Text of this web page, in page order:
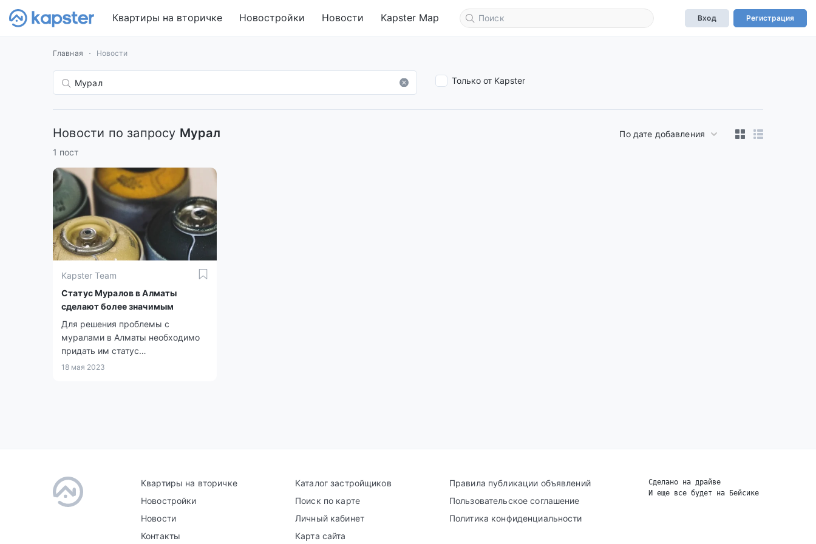
Квартиры на вторичке Новостройки Новости Kapster Map Вход Регистрация
Главная Новости
Только от Kapster
Новости по запросу Мурал
По дате добавления
1 пост
Kapster Team
Статус Муралов в Алматы
сделают более значимым
Для решения проблемы с
муралами в Алматы необходимо
придать им статус
художественной ценности и
18 мая 2023
Квартиры на вторичке
Новостройки
Новости
Контакты
Каталог застройщиков
Поиск по карте
Личный кабинет
Карта сайта
Правила публикации объявлений
Пользовательское соглашение
Политика конфиденциальности
Сделано на драйве
И еще все будет на Бейсике